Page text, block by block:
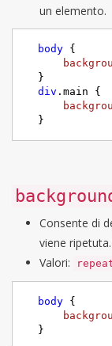
un elemento.
body {
}
div .main {
}
Consente di
viene ripetuta.
Valori:
body {
}